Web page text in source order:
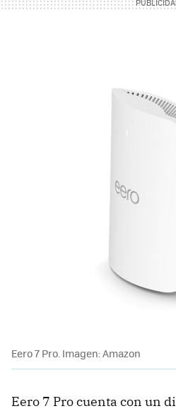
Eero 7 Pro. Imagen: Amazon
Eero 7 Pro cuenta con un